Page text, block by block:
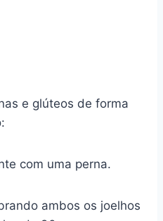
e glúteos de forma
com uma perna.
ambos os joelhos